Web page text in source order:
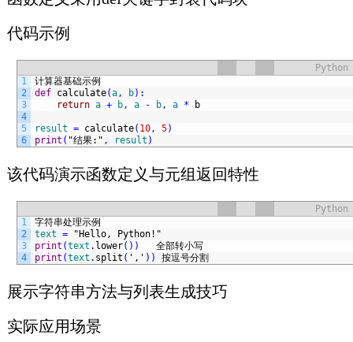
代码示例
Python
1
2
3
4
5
6
计算器基础示例
def calculate(a, b) :
return a + b, a - b, a * b
result = calculate( 10, 5)
print ( "结果:" , result )
该代码演示函数定义与元组返回特性
Python
1
2
3
4
字符串处理示例
text =
"Hello, Python!"
print (text . lower( ) )
全部转小写
print (text . split ( ',' ) ) 按逗号分割
展示字符串方法与列表生成技巧
实际应用场景